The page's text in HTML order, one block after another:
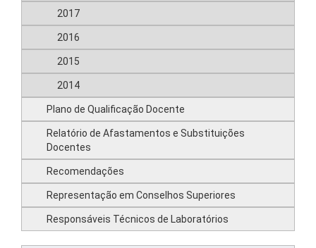
2017
2016
2015
2014
Plano de Qualificação Docente
Relatório de Afastamentos e Substituições
Docentes
Recomendações
Representação em Conselhos Superiores
Responsáveis Técnicos de Laboratórios